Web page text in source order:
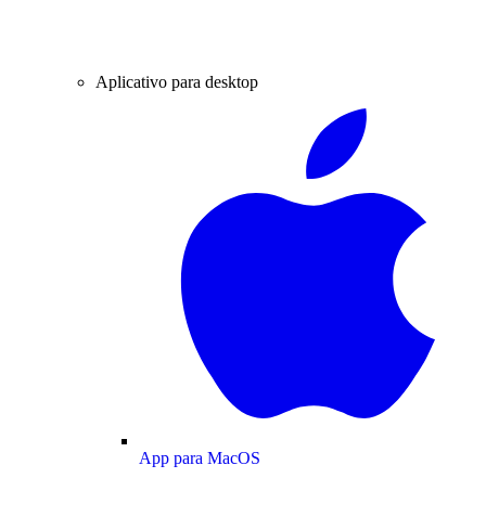
Aplicativo para desktop
App para MacOS